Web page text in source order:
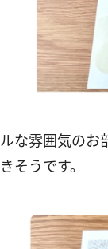
な雰囲気のお
そうです。